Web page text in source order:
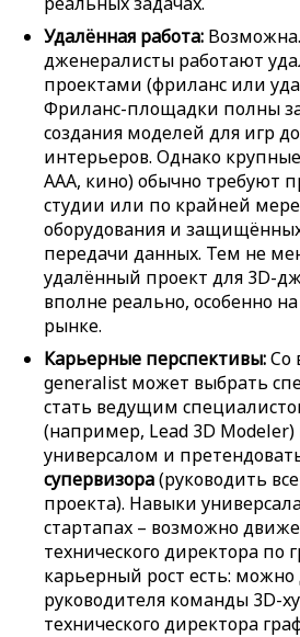
Удалённая работа:
дженералисты работают
проектами (фриланс или
Фриланс-площадки полны
создания моделей для игр
интерьеров. Однако
AAA, кино) обычно требуют
студии или по крайней
оборудования и
передачи данных. Тем не
удалённый проект для 3D-
вполне реально, особенно
рынке.
Карьерные перспективы:Со
generalist может выбрать
стать ведущим
(например, Lead 3D Modeler)
универсалом и
супервизора(руководить
проекта). Навыки
стартапах – возможно
технического директора по
карьерный рост есть: можно
руководителя команды 3D-
технического директора